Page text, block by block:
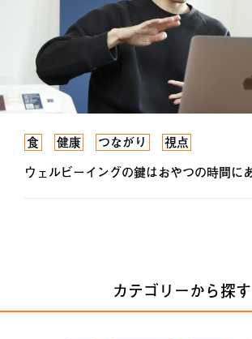
食 健康 つながり 視点
ウェルビーイングの鍵はおやつの時間に
カテゴリーから探す